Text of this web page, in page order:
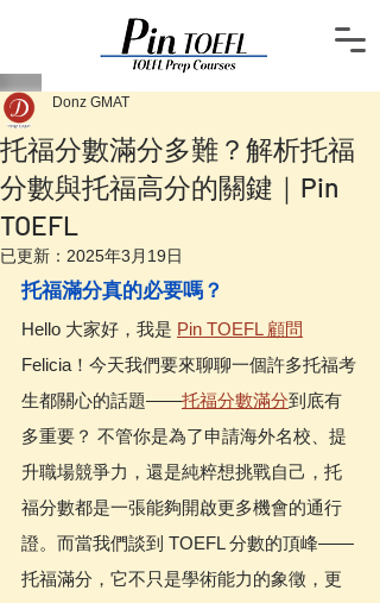
托福分數滿分多難？解析托福
分數與托福高分的關鍵｜Pin
TOEFL
Donz GMAT
已更新： 2025年3月19日
托福滿分真的必要嗎？
Hello 大家好，我是 Pin TOEFL 顧問
Felicia！今天我們要來聊聊一個許多托福考
生都關心的話題——托福分數滿分到底有
多重要？ 不管你是為了申請海外名校、提
升職場競爭力，還是純粹想挑戰自己，托
福分數都是一張能夠開啟更多機會的通行
證。而當我們談到 TOEFL 分數的頂峰——
托福滿分，它不只是學術能力的象徵，更